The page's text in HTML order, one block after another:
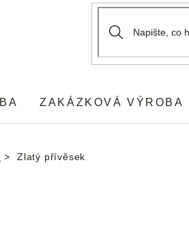
ZAKÁZKOVÁ VÝROBA
Zlatý přívěsek